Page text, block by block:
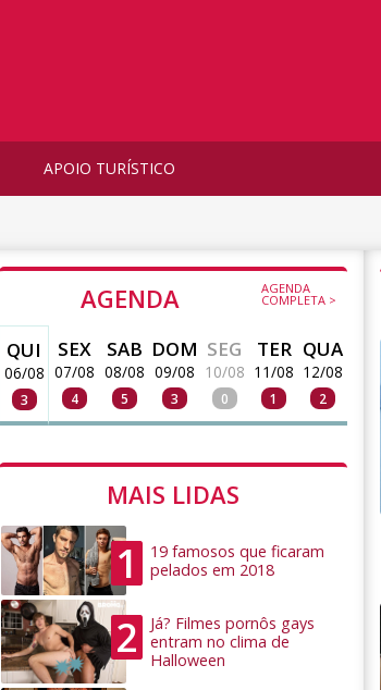
APOIO TURÍSTICO
AGENDA AGENDA
COMPLETA >
QUI
06/08
3
SEX
07/08
4
SAB
08/08
5
DOM
09/08
3
SEG
10/08
0
TER
11/08
1
QUA
12/08
2
MAIS LIDAS
1
19 famosos que ficaram
pelados em 2018
2
Já? Filmes pornôs gays
entram no clima de
Halloween